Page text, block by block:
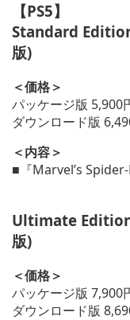
【PS5】
Standard
版)
＜価格＞
パッケージ版 5,900
ダウンロード版
＜内容＞
■『Marvel’s
Ultimate
版)
＜価格＞
パッケージ版 7,900
ダウンロード版